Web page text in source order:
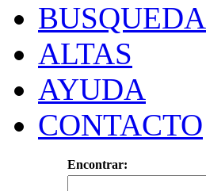
BUSQUEDA
ALTAS
AYUDA
CONTACTO
Encontrar: